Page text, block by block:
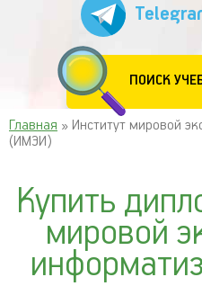
ПОИСК
Главная » Институт мировой
(ИМЭИ)
Купить
мировой